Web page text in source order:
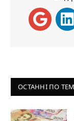
ОСТАННІ ПО